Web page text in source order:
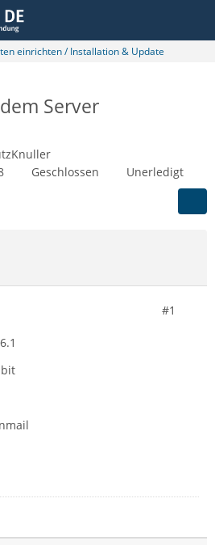
einrichten / Installation & Update
Server
Geschlossen Unerledigt
#1
bit